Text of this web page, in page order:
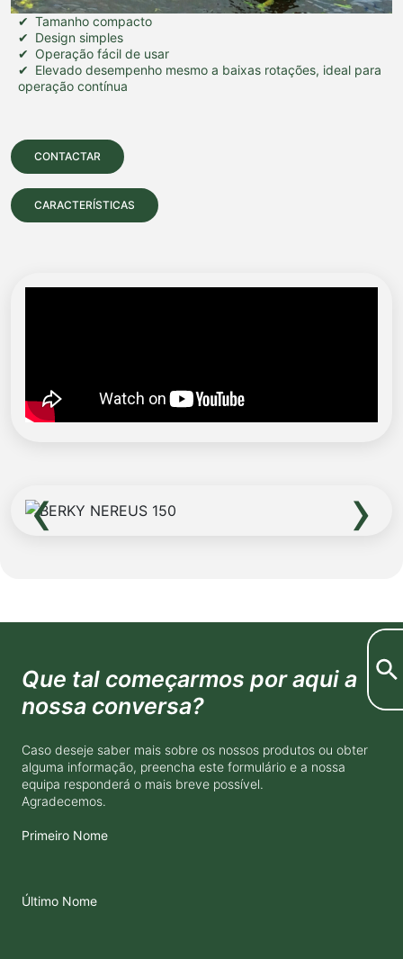
Tamanho compacto
Design simples
Operação fácil de usar
Elevado desempenho mesmo a baixas rotações, ideal para
operação contínua
CONTACTAR
CARACTERÍSTICAS
‹ ›
Que tal começarmos por aqui a
nossa conversa?
Caso deseje saber mais sobre os nossos produtos ou obter
alguma informação, preencha este formulário e a nossa
equipa responderá o mais breve possível.
Agradecemos.
Primeiro Nome
Último Nome